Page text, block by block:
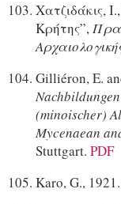
Χατζιδάκις,
Κρήτης”,
Gilliéron, E.
(minoischer)
Mycenaean
Stuttgart. PDF
Karo, G., 1921.